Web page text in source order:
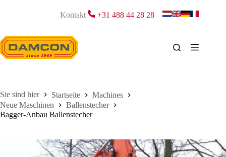
Kontakt +31 488 44 28 28
Startseite
Machines
Neue Maschinen
Ballenstecher
Bagger-Anbau Ballenstecher